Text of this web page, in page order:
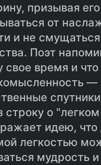
призывая
от
и не
Поэт
свое время и
—
строку о
идею, что
легкостью
мудрость и